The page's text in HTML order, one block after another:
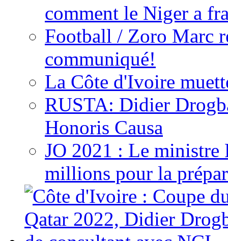
comment le Niger a
Football / Zoro Marc
communiqué!
La Côte d'Ivoire
RUSTA: Didier
Honoris Causa
JO 2021 : Le ministre
millions pour la